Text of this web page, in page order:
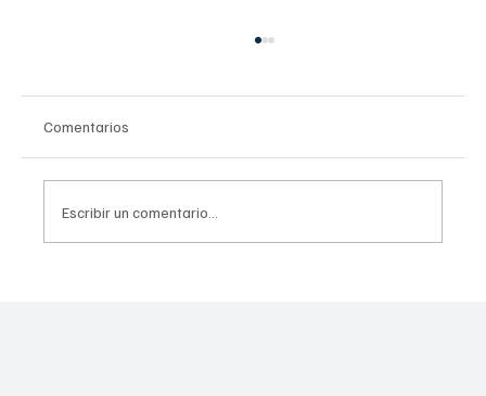
Comentarios
Escribir un comentario...